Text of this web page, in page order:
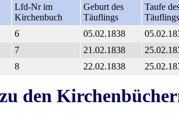
Lfd-Nr im
Kirchenbuch
Geburt des
Täuflings
Taufe
Täuflings
6 05.02.1838
7 21.02.1838
8 22.02.1838
den